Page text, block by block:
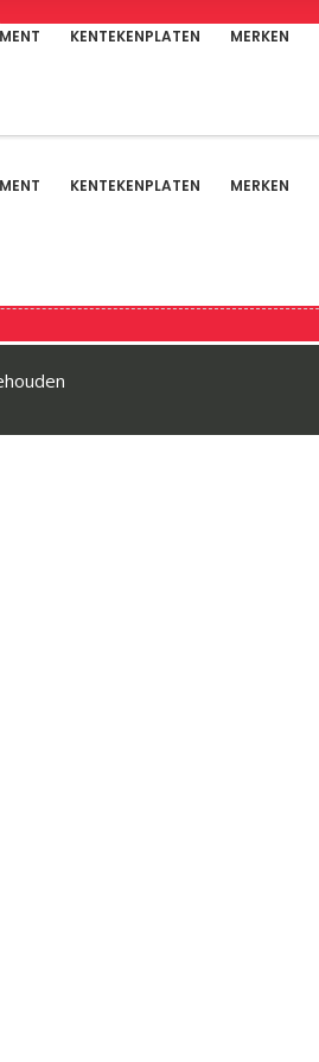
KENTEKENPLATEN MERKEN
KENTEKENPLATEN MERKEN